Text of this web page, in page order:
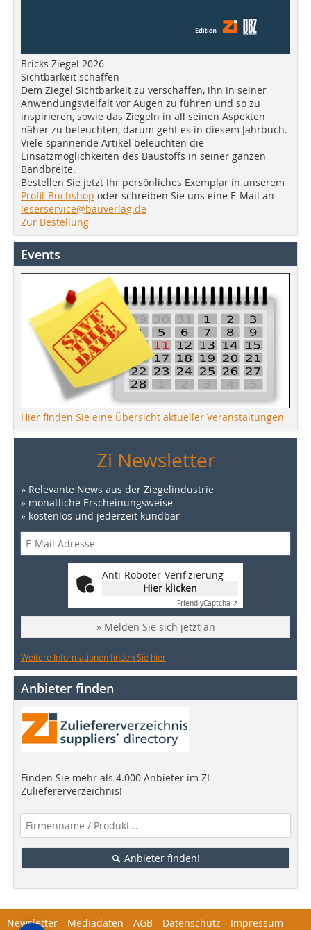
Bricks Ziegel 2026 -
Sichtbarkeit schaffen
Dem Ziegel Sichtbarkeit zu verschaffen, ihn in seiner
Anwendungsvielfalt vor Augen zu führen und so zu
inspirieren, sowie das Ziegeln in all seinen Aspekten
näher zu beleuchten, darum geht es in diesem Jahrbuch.
Viele spannende Artikel beleuchten die
Einsatzmöglichkeiten des Baustoffs in seiner ganzen
Bandbreite.
Bestellen Sie jetzt Ihr persönliches Exemplar in unserem
Profil-Buchshop oder schreiben Sie uns eine E-Mail an
leserservice@bauverlag.de
Zur Bestellung
Events
Hier finden Sie eine Übersicht aktueller Veranstaltungen
Zi Newsletter
» Relevante News aus der Ziegelindustrie
» monatliche Erscheinungsweise
» kostenlos und jederzeit kündbar
Anti-Roboter-Verifizierung
Hier klicken
FriendlyCaptcha ⇗
» Melden Sie sich jetzt an
Weitere Informationen finden Sie hier
Anbieter finden
Finden Sie mehr als 4.000 Anbieter im ZI
Zuliefererverzeichnis!
Anbieter finden!
Newsletter Mediadaten AGB Datenschutz
Impressum